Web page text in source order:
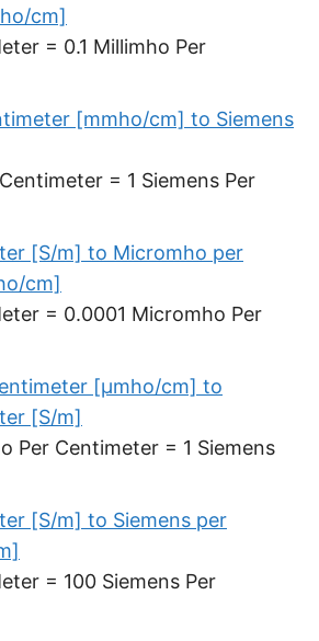
cm]
= 0.1 Millimho Per
[mmho/cm] to Siemens
= 1 Siemens Per
[S/m] to Micromho per
cm]
= 0.0001 Micromho Per
[μmho/cm] to
[S/m]
Per Centimeter = 1 Siemens
[S/m] to Siemens per
= 100 Siemens Per